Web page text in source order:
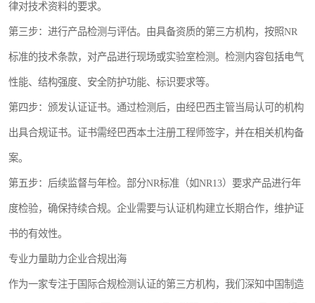
律对技术资料的要求。
第三步：进行产品检测与评估。由具备资质的第三方机构，按照NR
标准的技术条款，对产品进行现场或实验室检测。检测内容包括电气
性能、结构强度、安全防护功能、标识要求等。
第四步：颁发认证证书。通过检测后，由经巴西主管当局认可的机构
出具合规证书。证书需经巴西本土注册工程师签字，并在相关机构备
案。
第五步：后续监督与年检。部分NR标准（如NR13）要求产品进行年
度检验，确保持续合规。企业需要与认证机构建立长期合作，维护证
书的有效性。
专业力量助力企业合规出海
作为一家专注于国际合规检测认证的第三方机构，我们深知中国制造